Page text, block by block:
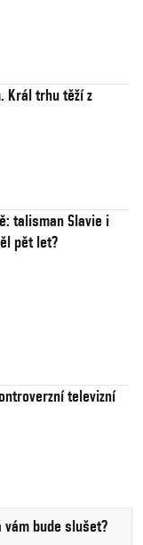
Král trhu těží z
talisman Slavie i
pět let?
televizní
bude slušet?